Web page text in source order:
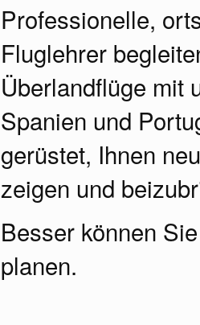
Professionelle,
Fluglehrer
Überlandflüge mit
Spanien und
gerüstet, Ihnen
zeigen und
Besser können
planen.